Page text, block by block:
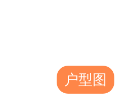
户型图